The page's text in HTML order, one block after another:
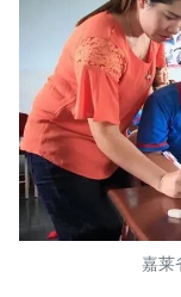
嘉莱